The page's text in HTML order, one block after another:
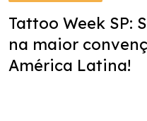
Tattoo Week SP:
na maior
América Latina!